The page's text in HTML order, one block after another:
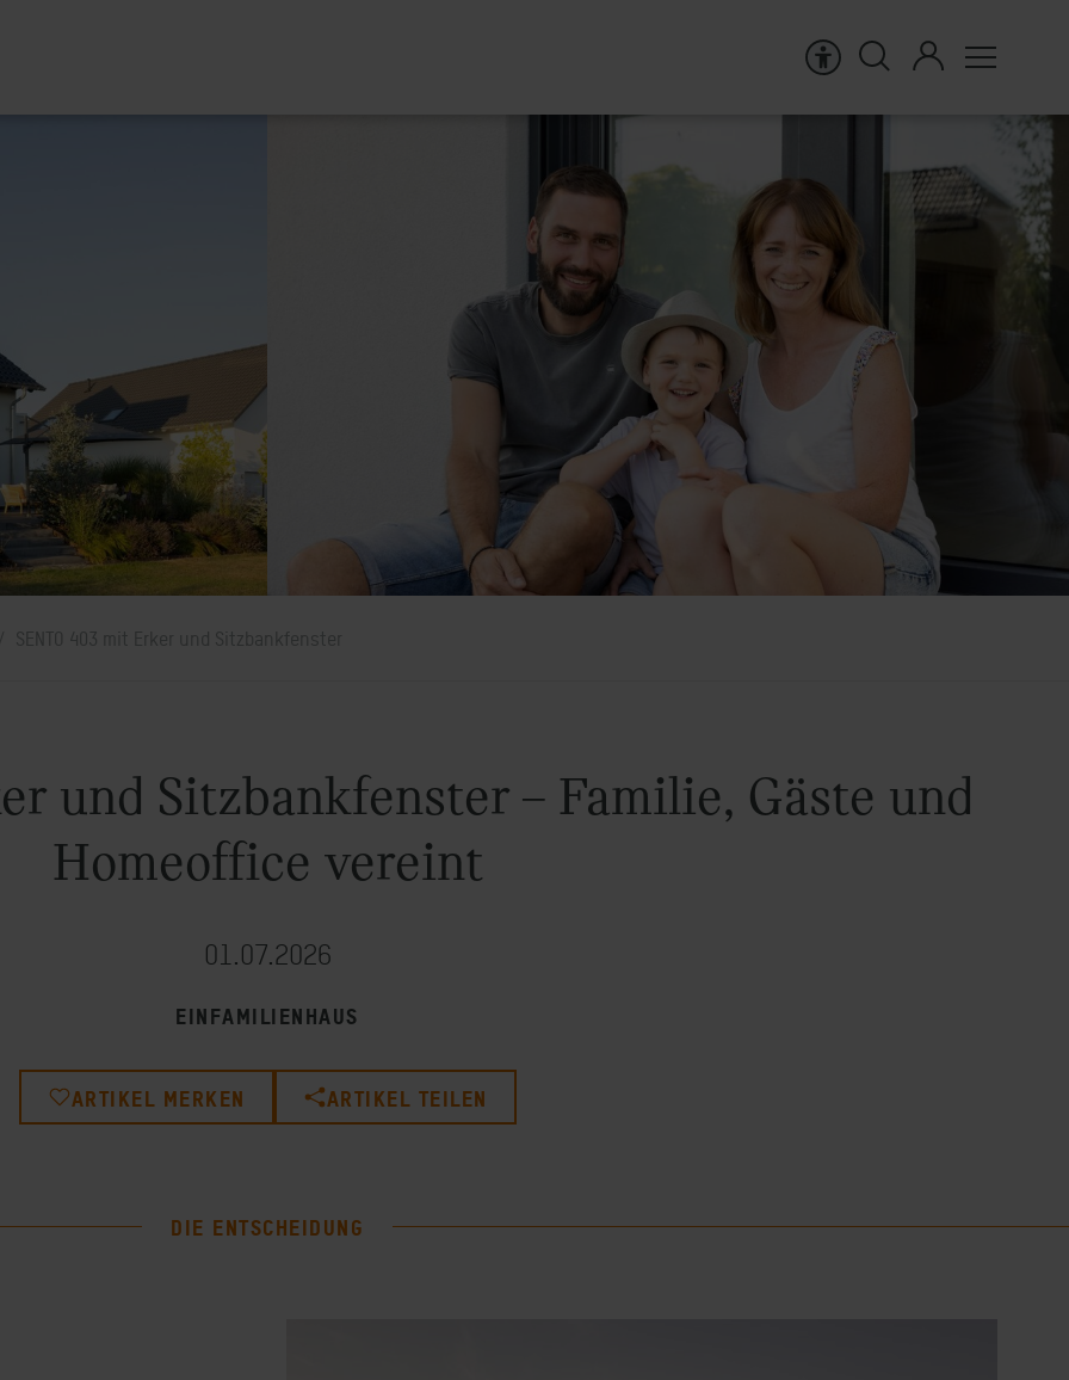
SENTO 403 mit Erker und Sitzbankfenster
und Sitzbankfenster – Familie, Gäste und
Homeoffice vereint
01.07.2026
EINFAMILIENHAUS
ARTIKEL MERKEN ARTIKEL TEILEN
DIE ENTSCHEIDUNG